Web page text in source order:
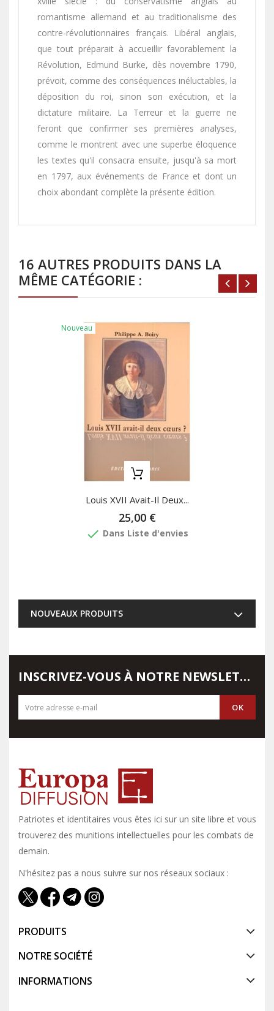
romantisme allemand et au traditionalisme des
contre-révolutionnaires français. Libéral anglais,
que tout préparait à accueillir favorablement la
Révolution, Edmund Burke, dès novembre 1790,
prévoit, comme des conséquences inéluctables, la
déposition du roi, sinon son exécution, et la
dictature militaire. La Terreur et la guerre ne
feront que confirmer ses premières analyses,
comme le montrent avec une superbe éloquence
les textes qu'il consacra ensuite, jusqu'à sa mort
en 1797, aux événements de France et dont un
choix abondant complète la présente édition.
16 AUTRES PRODUITS DANS LA
MÊME CATÉGORIE :
Nouveau
Louis XVII Avait-Il Deux...
25,00 €
done Dans Liste d'envies
NOUVEAUX PRODUITS
INSCRIVEZ-VOUS À NOTRE NEWSLETTER
Patriotes et identitaires vous êtes ici sur un site libre et vous y
trouverez des munitions intellectuelles pour les combats de
demain.
N'hésitez pas a nous suivre sur nos réseaux sociaux :
PRODUITS
NOTRE SOCIÉTÉ
INFORMATIONS